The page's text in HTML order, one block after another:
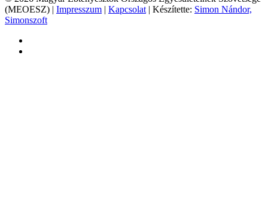
(MEOESZ) | Impresszum | Kapcsolat | Készítette: Simon Nándor,
Simonszoft